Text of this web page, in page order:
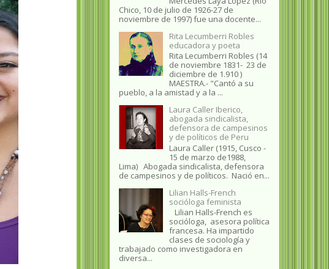
Chico, 10 de julio de 1926-27 de
noviembre de 1997) fue una docente...
Rita Lecumberri Robles
educadora y poeta
Rita Lecumberri Robles (14
de noviembre 1831- 23 de
diciembre de 1.910 )
MAESTRA.- "Cantó a su
pueblo, a la amistad y a la ...
Laura Caller Iberico,
abogada sindicalista,
defensora de campesinos
y de políticos de Peru
Laura Caller (1915, Cusco -
15 de marzo de1988,
Lima) Abogada sindicalista, defensora
de campesinos y de políticos. Nació en...
Lilian Halls-French
socióloga feminista
Lilian Halls-French es
socióloga, asesora política
francesa. Ha impartido
clases de sociología y
trabajado como investigadora en
diversa...